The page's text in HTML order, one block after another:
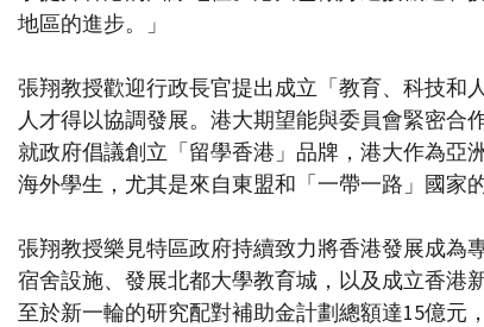
地區的進步。」
張翔教授歡迎行政長官提出成立「教育、科技和
人才得以協調發展。港大期望能與委員會緊密合
就政府倡議創立「留學香港」品牌，港大作為亞
海外學生，尤其是來自東盟和「一帶一路」國家
張翔教授樂見特區政府持續致力將香港發展成為
宿舍設施、發展北都大學教育城，以及成立香港
至於新一輪的研究配對補助金計劃總額達15億元